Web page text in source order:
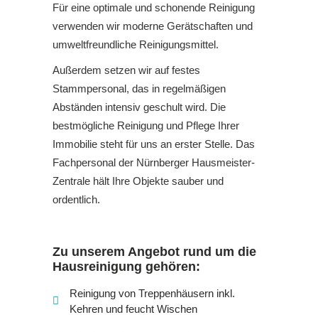
Für eine optimale und schonende Reinigung
verwenden wir moderne Gerätschaften und
umweltfreundliche Reinigungsmittel.
Außerdem setzen wir auf festes
Stammpersonal, das in regelmäßigen
Abständen intensiv geschult wird. Die
bestmögliche Reinigung und Pflege Ihrer
Immobilie steht für uns an erster Stelle. Das
Fachpersonal der Nürnberger Hausmeister-
Zentrale hält Ihre Objekte sauber und
ordentlich.
Zu unserem Angebot rund um die
Hausreinigung gehören:
Reinigung von Treppenhäusern inkl.
Kehren und feucht Wischen